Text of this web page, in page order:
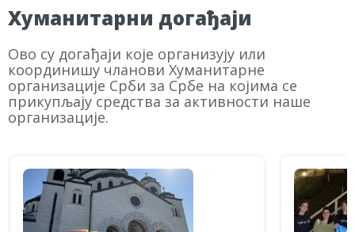
Хуманитарни догађаји
Ово су догађаји које организују или
координишу чланови Хуманитарне
организације Срби за Србе на којима се
прикупљају средства за активности наше
организације.